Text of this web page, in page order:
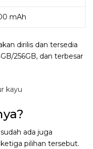
mAh
dirilis dan tersedia
256GB, dan terbesar
kayu
ada juga
pilihan tersebut.